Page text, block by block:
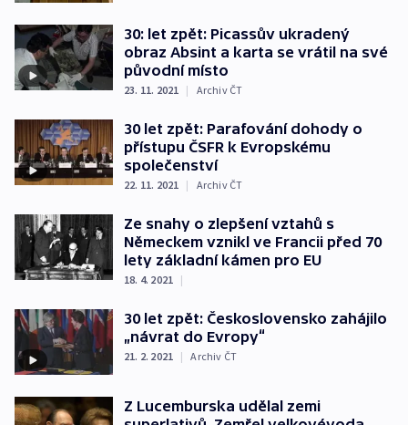
30: let zpět: Picassův ukradený
obraz Absint a karta se vrátil na své
původní místo
23. 11. 2021 | Archiv ČT
30 let zpět: Parafování dohody o
přístupu ČSFR k Evropskému
společenství
22. 11. 2021 | Archiv ČT
Ze snahy o zlepšení vztahů s
Německem vznikl ve Francii před 70
lety základní kámen pro EU
18. 4. 2021 |
30 let zpět: Československo zahájilo
„návrat do Evropy“
21. 2. 2021 | Archiv ČT
Z Lucemburska udělal zemi